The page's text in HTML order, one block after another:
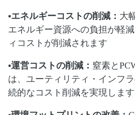
•エネルギーコストの削減： 大
エネルギー資源への負担が軽
ィコストが削減されます
•運営コストの削減： 窒素と
は、ユーティリティ・インフ
続的なコスト削減を実現します